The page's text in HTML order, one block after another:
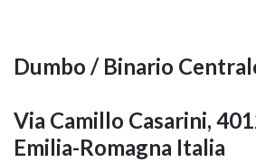
Dumbo / Binario
Via Camillo Casarini,
Emilia-Romagna Italia